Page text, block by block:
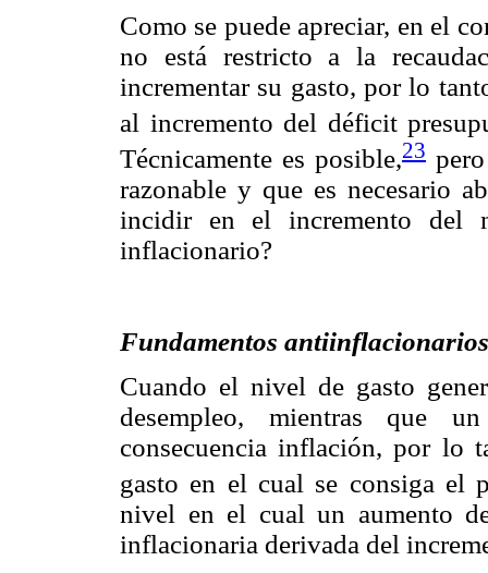
Como se puede apreciar, en el
no está restricto a la
incrementar su gasto, por lo
al incremento del déficit
Técnicamente es posible,23
razonable y que es necesario
incidir en el incremento del
inflacionario?
Fundamentos
Cuando el nivel de gasto
desempleo, mientras que
consecuencia inflación, por lo
gasto en el cual se consiga el
nivel en el cual un aumento
inflacionaria derivada del